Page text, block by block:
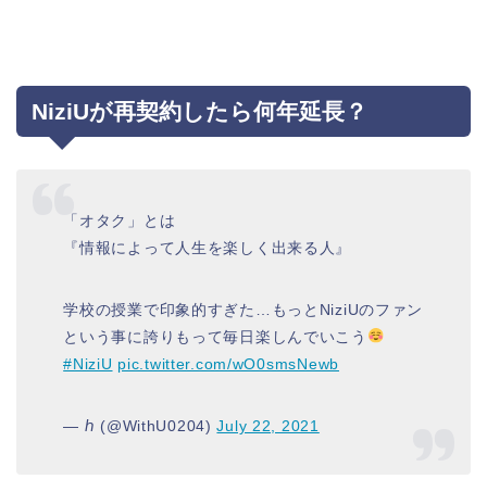
NiziUが再契約したら何年延長？
「オタク」とは
『情報によって人生を楽しく出来る人』
学校の授業で印象的すぎた…もっとNiziUのファン
という事に誇りもって毎日楽しんでいこう
#NiziU pic.twitter.com/wO0smsNewb
— ℎ (@WithU0204)July 22, 2021